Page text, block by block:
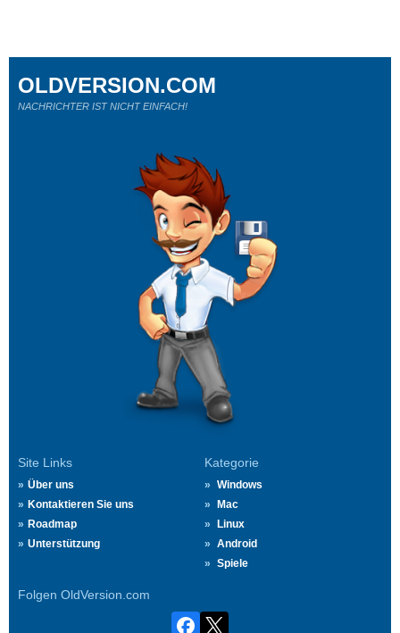
Site Links
Über uns
Kontaktieren Sie uns
Roadmap
Unterstützung
Kategorie
Windows
Mac
Linux
Android
Spiele
Folgen OldVersion.com
OLDVERSION.COM
NACHRICHTER IST NICHT EINFACH!